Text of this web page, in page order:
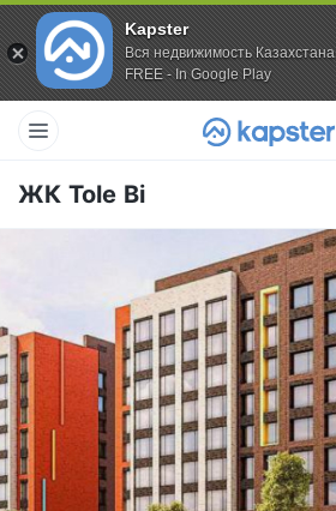
Kapster
Вся недвижимость Казахстана
FREE - In Google Play
ЖК Tole Bi